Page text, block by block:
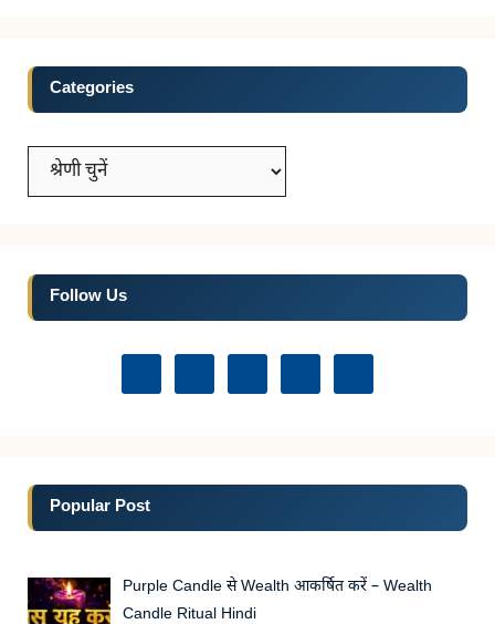
Categories
Categories
Follow Us
Popular Post
Purple Candle से Wealth आकर्षित करें – Wealth
Candle Ritual Hindi